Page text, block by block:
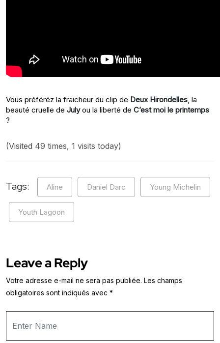
Vous préféréz la fraicheur du clip de Deux Hirondelles, la
beauté cruelle de Julyou la liberté de C’est moi le printemps
?
(Visited 49 times, 1 visits today)
Tags: Aline Daniel Darc Young Michelin
Youth Lagoon
Leave a Reply
Votre adresse e-mail ne sera pas publiée. Les champs
obligatoires sont indiqués avec *